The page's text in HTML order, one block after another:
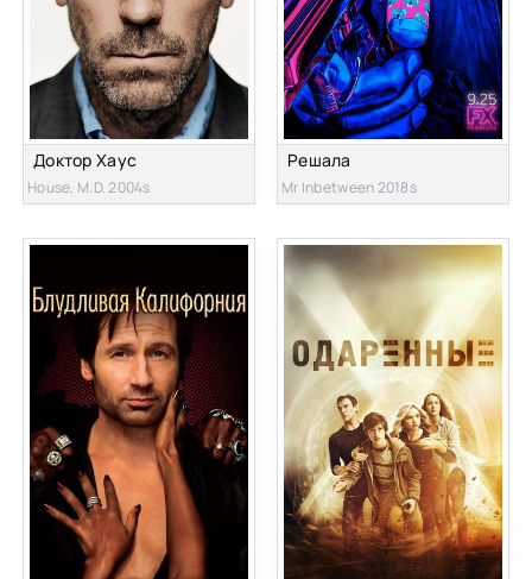
Доктор Хаус
House, M.D. 2004s
Решала
Mr Inbetween 2018s